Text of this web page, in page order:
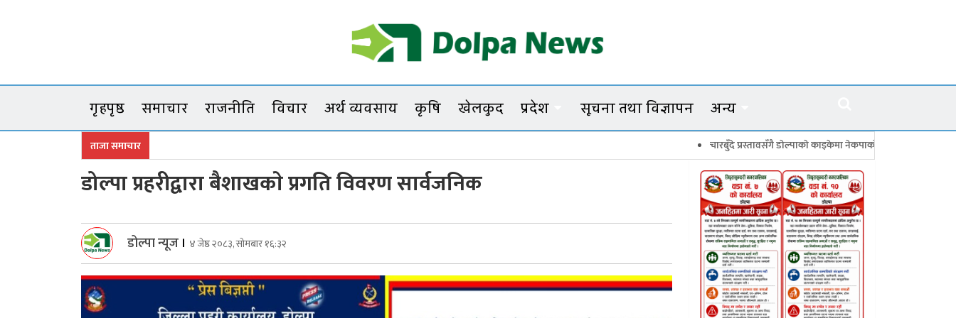
Dolpanews
गृहपृष्ठ समाचार राजनीति विचार अर्थ व्यवसाय कृषि खेलकुद प्रदेश सूचना तथा विज्ञापन अन्य
ताजा समाचार चारबुँदे प्रस्तावसँगै डाेल्पाकाे काइकेमा नेकपाकाे ९९ सदस्यीय गाउँ समिति गठन
डोल्पा प्रहरीद्वारा बैशाखकाे प्रगति विवरण सार्वजनिक
डोल्पा न्यूज । ४ जेष्ठ २०८३, सोमबार १६:३२